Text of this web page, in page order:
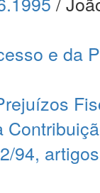
e da
94,